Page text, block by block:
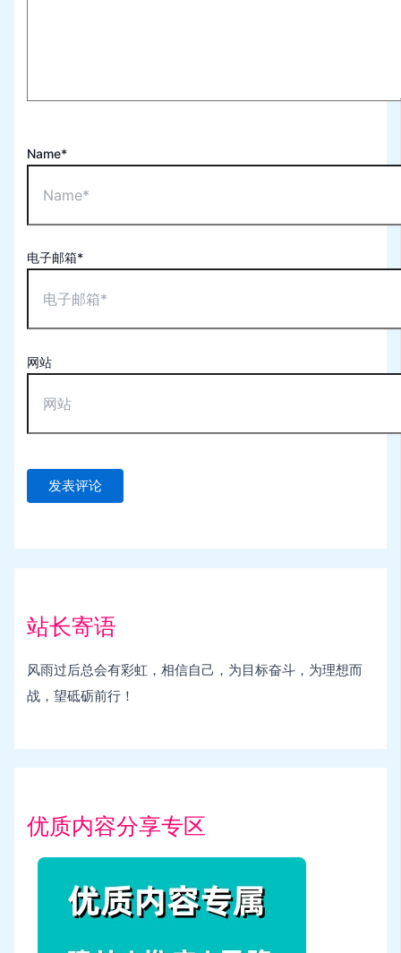
Name*
电子邮箱*
网站
站长寄语
风雨过后总会有彩虹，相信自己，为目标奋斗，为理想而
战，望砥砺前行！
优质内容分享专区